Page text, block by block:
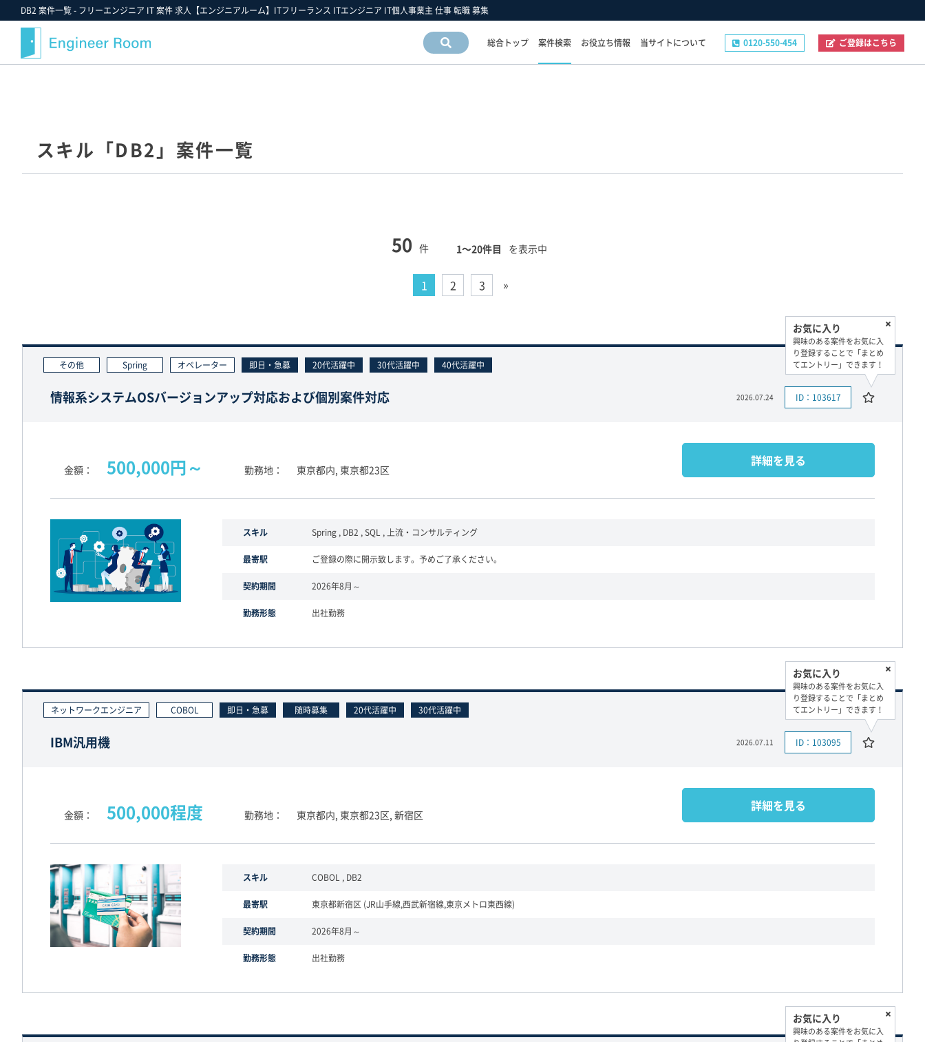
DB2 案件一覧 - フリーエンジニア IT 案件 求人【エンジニアルーム】ITフリーランス ITエンジニア IT個人事業主 仕事 転職 募集
総合トップ 案件検索
金額から探す
業界・業種から探す
職種の動向
お役立ち情報
案件決定速報
お役立ちツールダウンロード
フリーエンジニア 働き方の手引き
当サイトについて
就業までのフロー
ご紹介案件の例
採用情報
企業の採用ご担当者様へ
0120-550-454 ご登録はこちら
スキル「DB2」案件一覧
50 件 1〜20件目 を表示中
1 2 3 »
その他 Spring オペレーター 即日・急募 20代活躍中 30代活躍中 40代活躍中
情報系システムOSバージョンアップ対応および個別案件対応 2026.07.24 ID：103617
お気に入り
興味のある案件をお気に入
り登録することで「まとめ
てエントリー」できます！
金額 500,000円～ 勤務地 東京都内, 東京都23区
詳細を見る
スキル Spring , DB2 , SQL , 上流・コンサルティング
最寄駅 ご登録の際に開示致します。予めご了承ください。
契約期間 2026年8月～
勤務形態 出社勤務
ネットワークエンジニア COBOL 即日・急募 随時募集 20代活躍中 30代活躍中
IBM汎用機 2026.07.11 ID：103095
お気に入り
興味のある案件をお気に入
り登録することで「まとめ
てエントリー」できます！
金額 500,000程度 勤務地 東京都内, 東京都23区, 新宿区
詳細を見る
スキル COBOL , DB2
最寄駅 東京都新宿区 (JR山手線,西武新宿線,東京メトロ東西線)
契約期間 2026年8月～
勤務形態 出社勤務
お気に入り
興味のある案件をお気に入